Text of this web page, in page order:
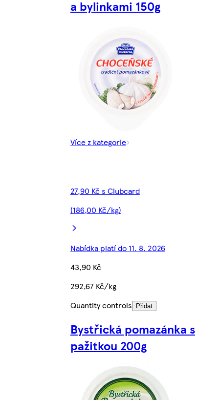
a bylinkami 150g
Více z kategorie
27,90 Kč s Clubcard
(186,00 Kč/kg)
Nabídka platí do 11. 8. 2026
43,90 Kč
292,67 Kč/kg
Quantity controls
Přidat
Bystřická pomazánka s
pažitkou 200g